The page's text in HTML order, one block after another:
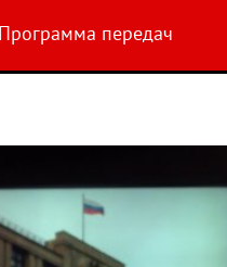
Программа передач